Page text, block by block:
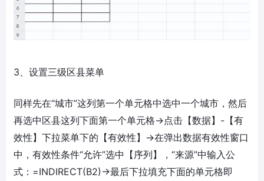
3、设置三级区县菜单
同样先在“城市”这列第一个单元格中选中一个城市，然后
再选中区县这列下面第一个单元格→点击【数据】-【有
效性】下拉菜单下的【有效性】→在弹出数据有效性窗口
中，有效性条件“允许”选中【序列】，“来源”中输入公
式：=INDIRECT(B2)→最后下拉填充下面的单元格即